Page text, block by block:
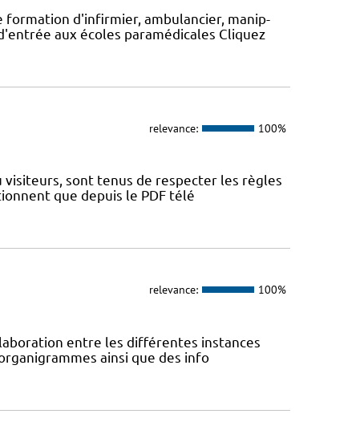
d'infirmier, ambulancier, manip-
aux écoles paramédicales Cliquez
relevance: 100%
visiteurs, sont tenus de respecter les règles
que depuis le PDF télé
relevance: 100%
entre les différentes instances
ainsi que des info